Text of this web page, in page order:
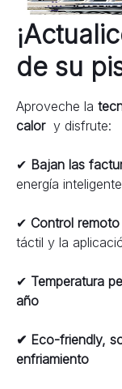
de su
Aproveche la
calor y disfrute:
✔ Bajan las
energía inteligente
✔ Control
táctil y la
✔ Temperatura
año
✔ Eco-friendly,
enfriamiento